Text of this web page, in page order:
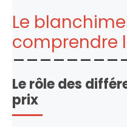
Le
comprendre
Le rôle des
prix